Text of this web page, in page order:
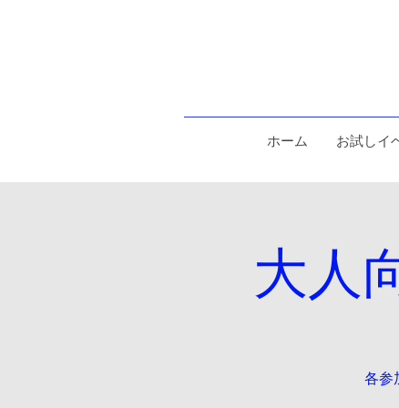
ホーム お試しイ
大人
各参